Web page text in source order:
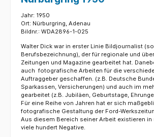
Jahr: 1950
Ort: Nürburgring, Adenau
Bildnr.: WDA2896-1-025
Walter Dick war in erster Linie Bildjournalist
Berufsbezeichnung), der für regionale und
Zeitungen und Magazine gearbeitet hat.
auch fotografische Arbeiten für die
Auftraggeber geschaffen. (z.B. Deutsche
Sparkassen, Versicherungen) und auch im
gearbeitet (z.B. Jubiläen, Geburtstage,
Für eine Reihe von Jahren hat er sich
fotografische Gestaltung der Ford-
Aus diesem Bereich seiner Arbeit existieren
viele hundert Negative.